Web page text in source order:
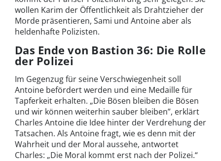
wollen Karim der Öffentlichkeit als Drahtzieher der
Morde präsentieren, Sami und Antoine aber als
heldenhafte Polizisten.
Das Ende von Bastion 36: Die Rolle
der Polizei
Im Gegenzug für seine Verschwiegenheit soll
Antoine befördert werden und eine Medaille für
Tapferkeit erhalten. „Die Bösen bleiben die Bösen
und wir können weiterhin sauber bleiben”, erklärt
Charles Antoine die Idee hinter der Verdrehung der
Tatsachen. Als Antoine fragt, wie es denn mit der
Wahrheit und der Moral aussehe, antwortet
Charles: „Die Moral kommt erst nach der Polizei.“